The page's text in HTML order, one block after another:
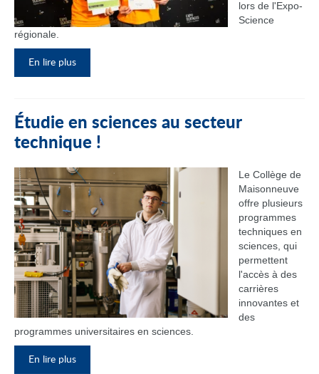
lors de l'Expo-
Science
régionale.
En lire plus
Étudie en sciences au secteur
technique !
Le Collège de
Maisonneuve
offre plusieurs
programmes
techniques en
sciences, qui
permettent
l'accès à des
carrières
innovantes et
des
programmes universitaires en sciences.
En lire plus